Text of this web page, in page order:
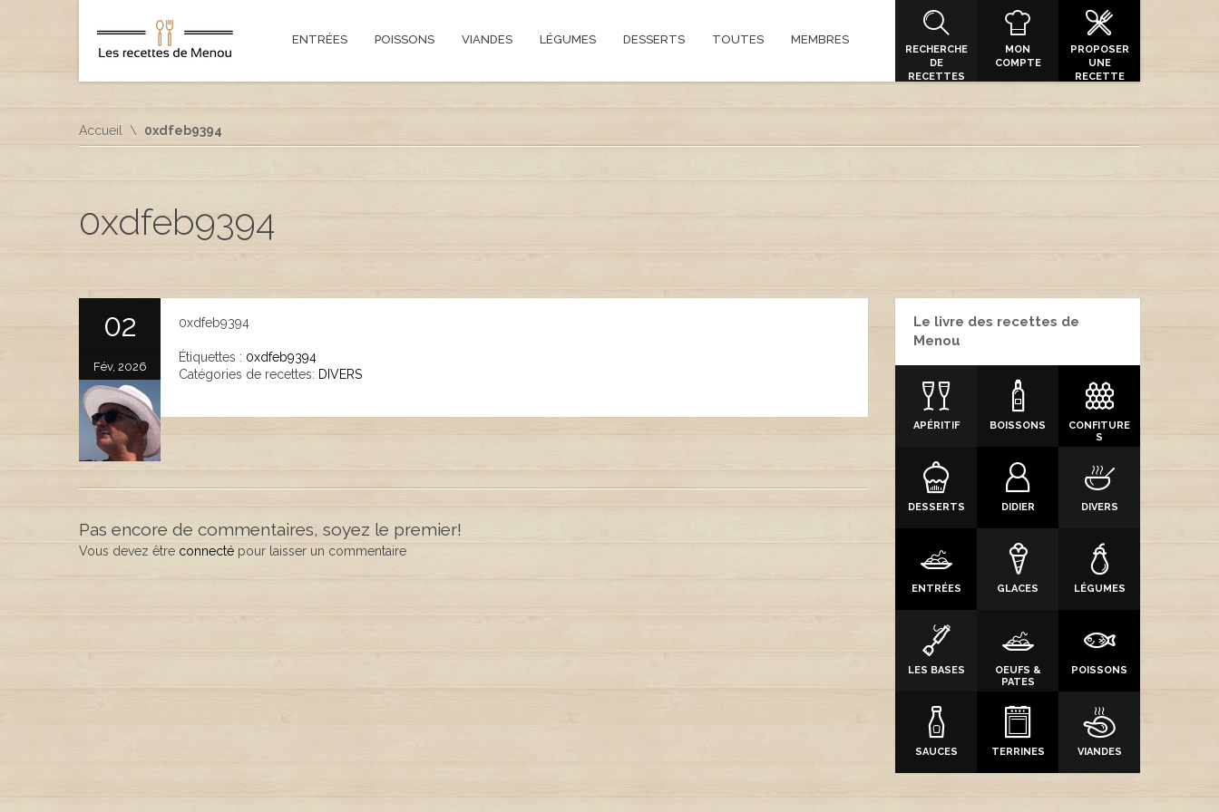
ENTRÉES POISSONS VIANDES LÉGUMES DESSERTS TOUTES MEMBRES
RECHERCHE
DE
RECETTES
MON
COMPTE
PROPOSER
UNE
RECETTE
Accueil 0xdfeb9394
0xdfeb9394
02
Fév, 2026
0xdfeb9394
Étiquettes : 0xdfeb9394
Catégories de recettes: DIVERS
Pas encore de commentaires, soyez le premier!
Vous devez être connecté pour laisser un commentaire
Le livre des recettes de
Menou
APÉRITIF BOISSONS
CONFITURE
S
DESSERTS DIDIER DIVERS
ENTRÉES GLACES LÉGUMES
LES BASES
OEUFS &
PATES
POISSONS
SAUCES TERRINES VIANDES